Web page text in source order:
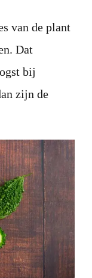
van de plant
Dat
bij
zijn de